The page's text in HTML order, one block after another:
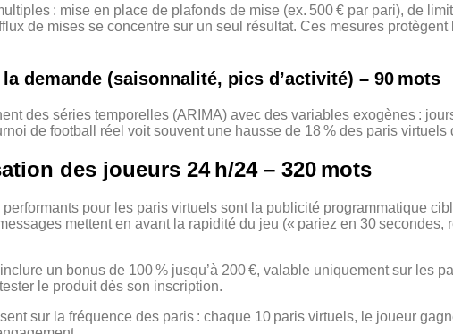
: mise en place de plafonds de mise (ex. 500 € par pari), de
de mises se concentre sur un seul résultat. Ces mesures
demande (saisonnalité, pics d’activité) – 90 mots
des séries temporelles (ARIMA) avec des variables exogènes :
de football réel voit souvent une hausse de 18 % des paris
des joueurs 24 h/24 – 320 mots
pour les paris virtuels sont la publicité programmatique
mettent en avant la rapidité du jeu (« pariez en 30
un bonus de 100 % jusqu’à 200 €, valable uniquement sur les
le produit dès son inscription.
sur la fréquence des paris : chaque 10 paris virtuels, le joueur